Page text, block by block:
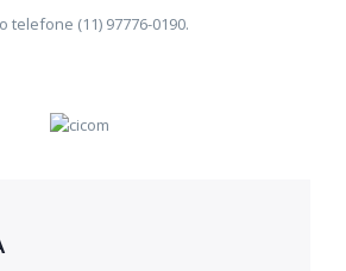
telefone (11) 97776-0190.